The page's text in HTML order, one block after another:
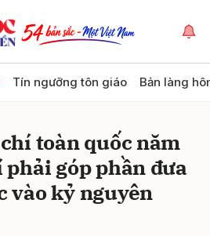
Tín ngưỡng tôn giáo Bản làng
toàn quốc năm
phải góp phần đưa
vào kỷ nguyên